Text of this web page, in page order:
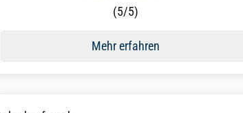
Durchschnittliche Bewertung von 5 von 5 Sternen
(5/5)
Mehr erfahren